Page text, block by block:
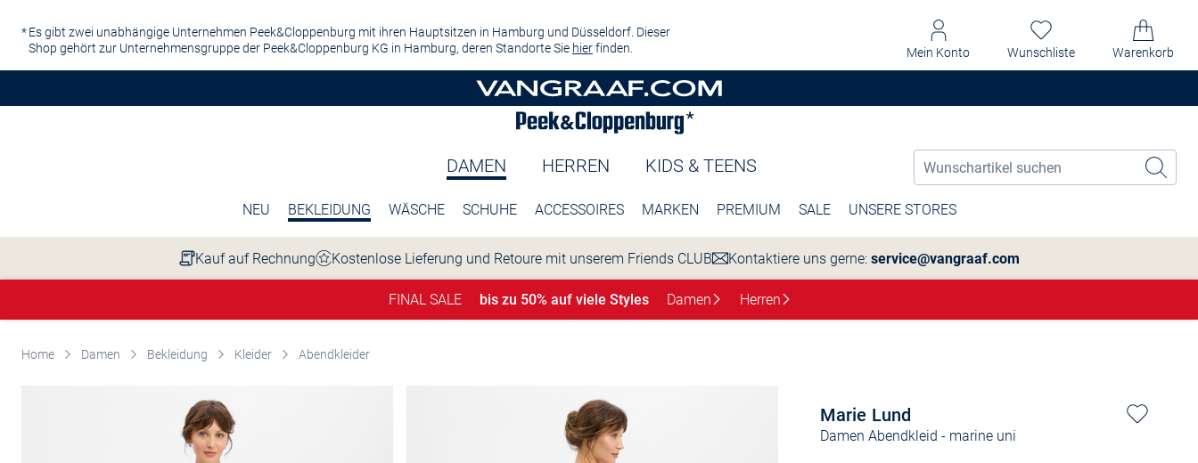
Es gibt zwei unabhängige Unternehmen Peek&Cloppenburg mit ihren Hauptsitzen in Hamburg und Düsseldorf. Dieser
Shop gehört zur Unternehmensgruppe der Peek&Cloppenburg KG in Hamburg, deren Standorte Sie hierfinden. Mein Konto Wunschliste Warenkorb
DAMEN HERREN KIDS & TEENS
NEU BEKLEIDUNG WÄSCHE SCHUHE ACCESSOIRES MARKEN PREMIUM SALE UNSERE STORES
Kauf auf Rechnung Kostenlose Lieferung und Retoure mit unserem Friends CLUB Kontaktiere uns gerne: service@vangraaf.com
FINAL SALE bis zu 50% auf viele Styles Damen Herren
Home Damen Bekleidung Kleider Abendkleider
Marie Lund
Damen Abendkleid - marine uni